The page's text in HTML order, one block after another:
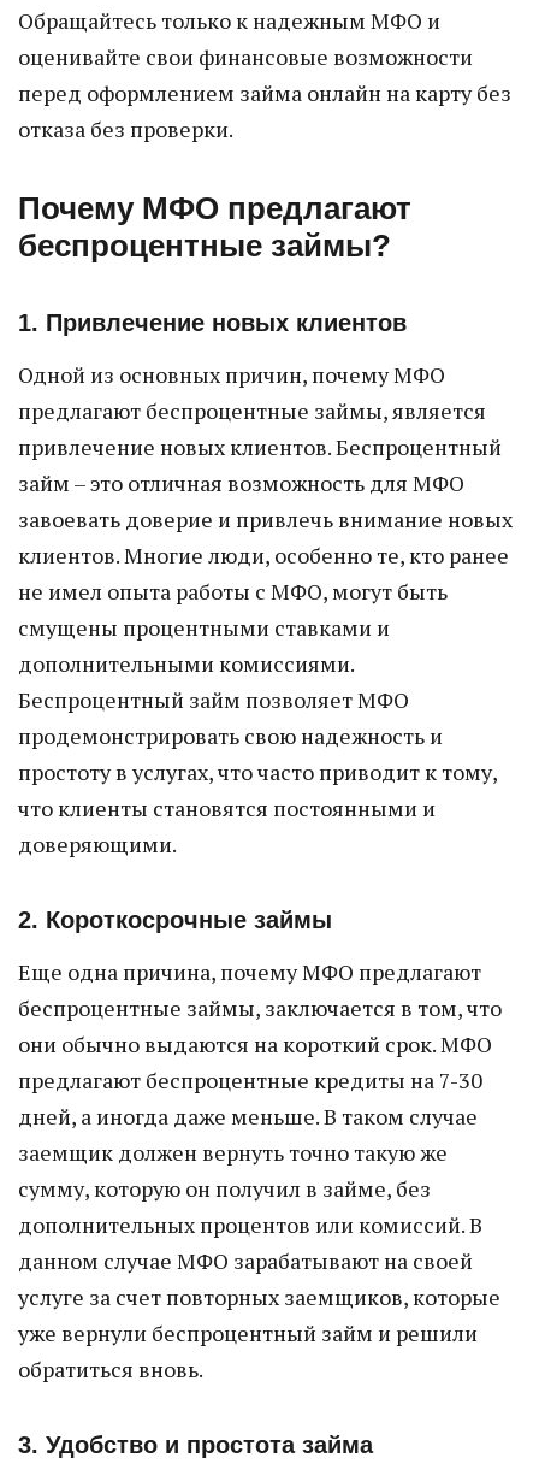
Обращайтесь только к надежным МФО и
оценивайте свои финансовые возможности
перед оформлением займа онлайн на карту без
отказа без проверки.
Почему МФО предлагают
беспроцентные займы?
1. Привлечение новых клиентов
Одной из основных причин, почему МФО
предлагают беспроцентные займы, является
привлечение новых клиентов. Беспроцентный
займ – это отличная возможность для МФО
завоевать доверие и привлечь внимание новых
клиентов. Многие люди, особенно те, кто ранее
не имел опыта работы с МФО, могут быть
смущены процентными ставками и
дополнительными комиссиями.
Беспроцентный займ позволяет МФО
продемонстрировать свою надежность и
простоту в услугах, что часто приводит к тому,
что клиенты становятся постоянными и
доверяющими.
2. Короткосрочные займы
Еще одна причина, почему МФО предлагают
беспроцентные займы, заключается в том, что
они обычно выдаются на короткий срок. МФО
предлагают беспроцентные кредиты на 7-30
дней, а иногда даже меньше. В таком случае
заемщик должен вернуть точно такую же
сумму, которую он получил в займе, без
дополнительных процентов или комиссий. В
данном случае МФО зарабатывают на своей
услуге за счет повторных заемщиков, которые
уже вернули беспроцентный займ и решили
обратиться вновь.
3. Удобство и простота займа